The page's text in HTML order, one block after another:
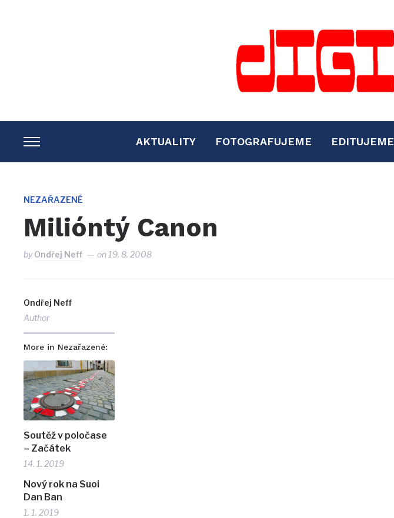
TOGGLE
SIDEBAR
NAVIGATION
AKTUALITY FOTOGRAFUJEME EDITUJEME
NEZAŘAZENÉ
Milióntý Canon
byOndřej Neff on 19. 8. 2008
Ondřej Neff
Author
More in Nezařazené:
Soutěž v poločase
– Začátek
14. 1. 2019
Nový rok na Suoi
Dan Ban
1. 1. 2019